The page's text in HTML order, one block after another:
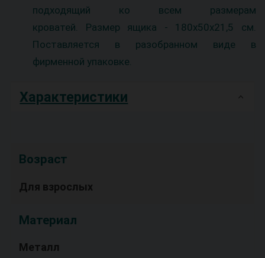
подходящий ко всем размерам
кроватей. Размер ящика - 180х50х21,5 см.
Поставляется в разобранном виде в
фирменной упаковке.
Характеристики
Возраст
Для взрослых
Материал
Металл